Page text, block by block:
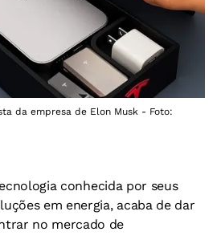
da empresa de Elon Musk - Foto:
conhecida por seus
em energia, acaba de dar
no mercado de